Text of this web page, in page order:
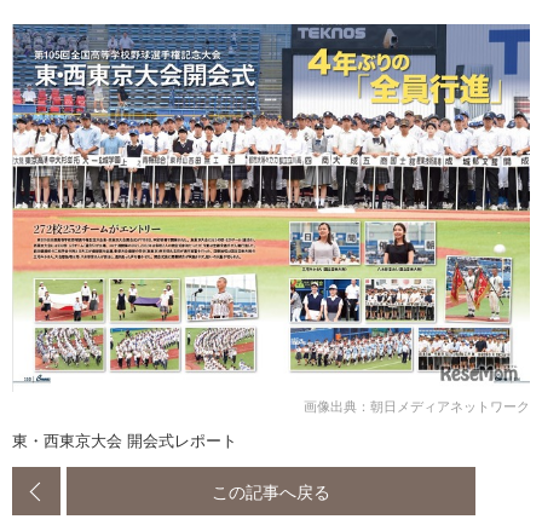
画像出典：朝日メディアネットワーク
東・西東京大会 開会式レポート
この記事へ戻る